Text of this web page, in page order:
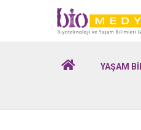
Biomedya
YAŞAM